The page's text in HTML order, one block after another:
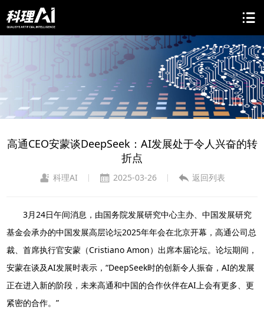
高通CEO安蒙谈DeepSeek：AI发展处于令人兴奋的转
折点
科理AI | 2025-03-26 | 返回列表
3月24日午间消息，由国务院发展研究中心主办、中国发展研究
基金会承办的中国发展高层论坛2025年年会在北京开幕，高通公司总
裁、首席执行官安蒙（Cristiano Amon）出席本届论坛。论坛期间，
安蒙在谈及AI发展时表示，“DeepSeek时的创新令人振奋，AI的发展
正在进入新的阶段，未来高通和中国的合作伙伴在AI上会有更多、更
紧密的合作。”